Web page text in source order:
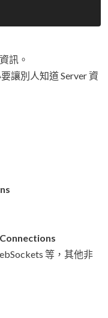
訊。
讓別人知道 Server 資
等，其他非